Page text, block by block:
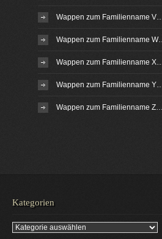
Wappen zum Familienname V…
Wappen zum Familienname W…
Wappen zum Familienname X…
Wappen zum Familienname Y…
Wappen zum Familienname Z…
Kategorien
Kategorien